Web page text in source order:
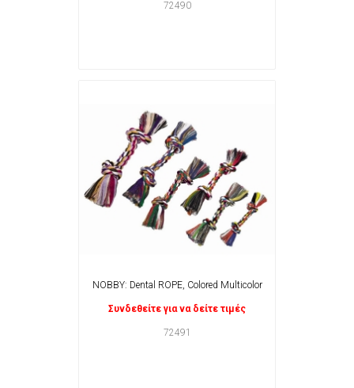
72490
NOBBY: Dental ROPE, Colored Multicolor
Συνδεθείτε για να δείτε τιμές
72491